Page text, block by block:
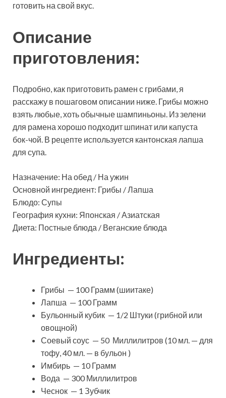
готовить на свой вкус.
Описание
приготовления:
Подробно, как приготовить рамен с грибами, я
расскажу в пошаговом описании ниже. Грибы можно
взять любые, хоть обычные шампиньоны. Из зелени
для рамена хорошо подходит шпинат или капуста
бок-чой. В рецепте используется кантонская лапша
для супа.
Назначение: На обед / На ужин
Основной ингредиент: Грибы / Лапша
Блюдо: Супы
География кухни: Японская / Азиатская
Диета: Постные блюда / Веганские блюда
Ингредиенты:
Грибы — 100 Грамм (шиитаке)
Лапша — 100 Грамм
Бульонный кубик — 1/2 Штуки (грибной или
овощной)
Соевый соус — 50 Миллилитров (10 мл. — для
тофу, 40 мл. — в бульон )
Имбирь — 10 Грамм
Вода — 300 Миллилитров
Чеснок — 1 Зубчик